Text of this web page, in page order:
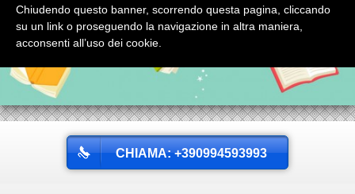
CHIAMA: +390994593993
Chiudendo questo banner, scorrendo questa pagina, cliccando
su un link o proseguendo la navigazione in altra maniera,
acconsenti all’uso dei cookie.